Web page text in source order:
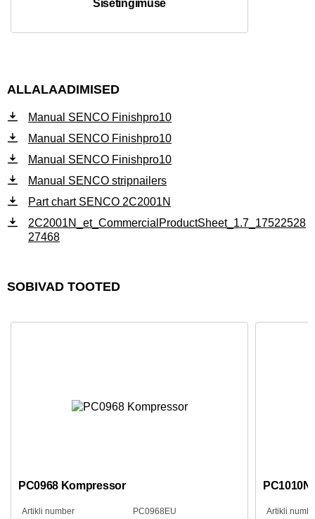
Sisetingimuse
ALLALAADIMISED
Manual SENCO Finishpro10
Manual SENCO Finishpro10
Manual SENCO Finishpro10
Manual SENCO stripnailers
Part chart SENCO 2C2001N
2C2001N_et_CommercialProductSheet_1.7_17522528
27468
SOBIVAD TOOTED
PC0968 Kompressor
Artikli number PC0968EU Artikli